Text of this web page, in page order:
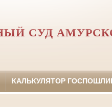
СУД
КАЛЬКУЛЯТОР